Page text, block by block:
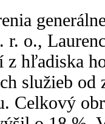
r. o.,
z hľadiska
služieb od
Celkový